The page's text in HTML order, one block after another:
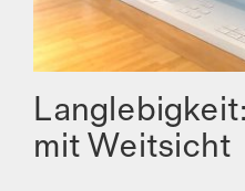
mit Weitsicht